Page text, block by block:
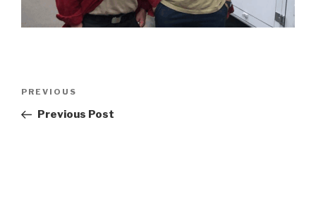
Previous
Post
PREVIOUS
Previous Post